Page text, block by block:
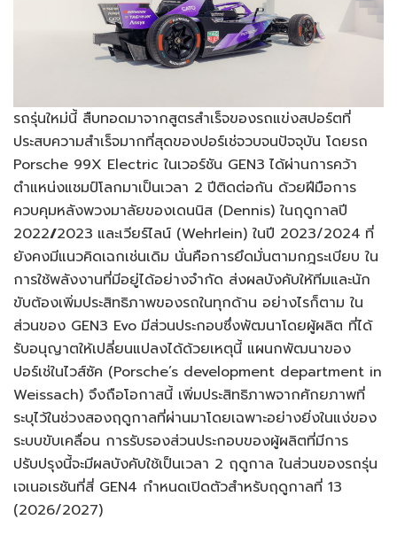
รถรุ่นใหม่นี้ สืบทอดมาจากสูตรสำเร็จของรถแข่งสปอร์ตที่
ประสบความสำเร็จมากที่สุดของปอร์เช่จวบจนปัจจุบัน โดยรถ
Porsche 99X Electric ในเวอร์ชัน GEN3 ได้ผ่านการคว้า
ตำแหน่งแชมป์โลกมาเป็นเวลา 2 ปีติดต่อกัน ด้วยฝีมือการ
ควบคุมหลังพวงมาลัยของเดนนิส (Dennis) ในฤดูกาลปี
2022/2023 และเวียร์ไลน์ (Wehrlein) ในปี 2023/2024 ที่
ยังคงมีแนวคิดเฉกเช่นเดิม นั่นคือการยึดมั่นตามกฎระเบียบ ใน
การใช้พลังงานที่มีอยู่ได้อย่างจำกัด ส่งผลบังคับให้ทีมและนัก
ขับต้องเพิ่มประสิทธิภาพของรถในทุกด้าน อย่างไรก็ตาม ใน
ส่วนของ GEN3 Evo มีส่วนประกอบซึ่งพัฒนาโดยผู้ผลิต ที่ได้
รับอนุญาตให้เปลี่ยนแปลงได้ด้วยเหตุนี้ แผนกพัฒนาของ
ปอร์เช่ในไวส์ซัค (Porsche’s development department in
Weissach) จึงถือโอกาสนี้ เพิ่มประสิทธิภาพจากศักยภาพที่
ระบุไว้ในช่วงสองฤดูกาลที่ผ่านมาโดยเฉพาะอย่างยิ่งในแง่ของ
ระบบขับเคลื่อน การรับรองส่วนประกอบของผู้ผลิตที่มีการ
ปรับปรุงนี้จะมีผลบังคับใช้เป็นเวลา 2 ฤดูกาล ในส่วนของรถรุ่น
เจเนอเรชันที่สี่ GEN4 กำหนดเปิดตัวสำหรับฤดูกาลที่ 13
(2026/2027)